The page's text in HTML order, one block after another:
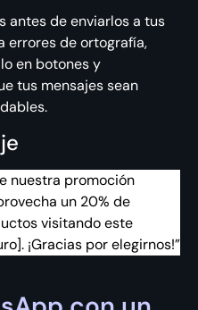
antes de enviarlos a tus
errores de ortografía,
en botones y
tus mensajes sean
nuestra promoción
un 20% de
visitando este
¡Gracias por elegirnos!”